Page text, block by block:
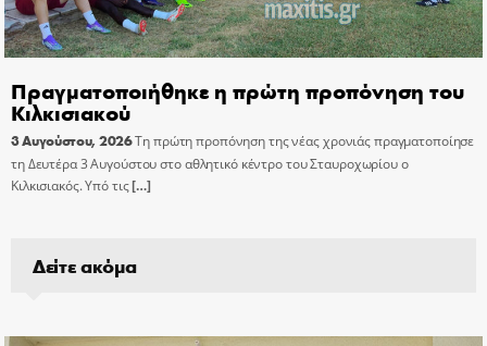
Πραγματοποιήθηκε η πρώτη προπόνηση του
Κιλκισιακού
3 Αυγούστου, 2026Τη πρώτη προπόνηση της νέας χρονιάς πραγματοποίησε
τη Δευτέρα 3 Αυγούστου στο αθλητικό κέντρο του Σταυροχωρίου ο
Κιλκισιακός. Υπό τις[…]
Δείτε ακόμα